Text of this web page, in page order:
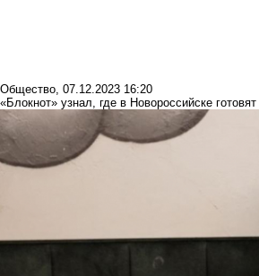
Общество, 07.12.2023 16:20
«Блокнот» узнал, где в Новороссийске